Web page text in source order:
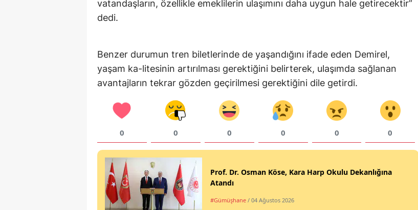
Kayseri
Kocaeli
Kütahya
Manisa
Kahramanmaraş
vatandaşların, özellikle emeklilerin ulaşımını daha uygun hale getirecektir”
dedi.
Benzer durumun tren biletlerinde de yaşandığını ifade eden Demirel,
yaşam ka-litesinin artırılması gerektiğini belirterek, ulaşımda sağlanan
avantajların tekrar gözden geçirilmesi gerektiğini dile getirdi.
0 0 0 0 0 0
Prof. Dr. Osman Köse, Kara Harp Okulu Dekanlığına
Atandı
#Gümüşhane / 04 Ağustos 2026